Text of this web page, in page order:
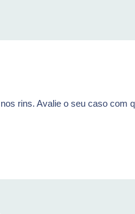
rins. Avalie o seu caso com